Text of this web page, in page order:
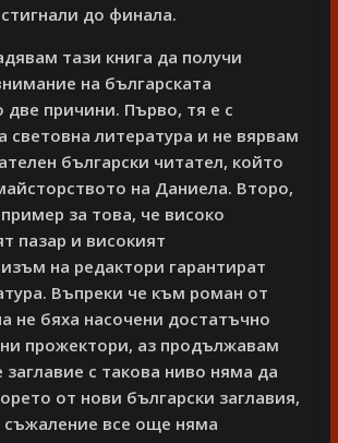
до финала.
тази книга да получи
на българската
две причини. Първо, тя е с
световна литература и не вярвам
български читател, който
на Даниела. Второ,
за това, че високо
пазар и високият
на редактори гарантират
Въпреки че към роман от
не бяха насочени достатъчно
прожектори, аз продължавам
заглавие с такова ниво няма да
от нови български заглавия,
съжаление все още няма